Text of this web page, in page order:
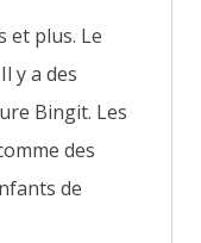
et plus. Le
y a des
Bingit. Les
des
de